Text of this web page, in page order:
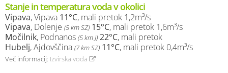
Stanje in temperatura voda v okolici
Vipava, Vipava 11°C, mali pretok 1,2m³/s
Vipava, Dolenje (5 km SZ) 15°C, mali pretok 1,6m³/s
Močilnik, Podnanos (5 km J) 22°C, mali pretok
Hubelj, Ajdovščina (7 km SZ) 11°C, mali pretok 0,4m³/s
Več informacij: Izvirska voda